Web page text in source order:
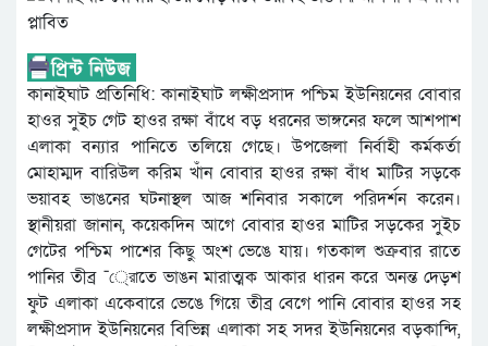
কানাইঘাট প্রতিনিধি: কানাইঘাট লক্ষীপ্রসাদ পশ্চিম ইউনিয়নের বোবার
হাওর সুইচ গেট হাওর রক্ষা বাঁধে বড় ধরনের ভাঙ্গনের ফলে আশপাশ
এলাকা বন্যার পানিতে তলিয়ে গেছে। উপজেলা নির্বাহী কর্মকর্তা
মোহাম্মদ বারিউল করিম খাঁন বোবার হাওর রক্ষা বাঁধ মাটির সড়কে
ভয়াবহ ভাঙনের ঘটনাস্থল আজ শনিবার সকালে পরিদর্শন করেন।
স্থানীয়রা জানান, কয়েকদিন আগে বোবার হাওর মাটির সড়কের সুইচ
গেটের পশ্চিম পাশের কিছু অংশ ভেঙে যায়। গতকাল শুক্রবার রাতে
পানির তীব্র ¯্রােতে ভাঙন মারাত্মক আকার ধারন করে অনন্ত দেড়শ
ফুট এলাকা একেবারে ভেঙে গিয়ে তীব্র বেগে পানি বোবার হাওর সহ
লক্ষীপ্রসাদ ইউনিয়নের বিভিন্ন এলাকা সহ সদর ইউনিয়নের বড়কান্দি,